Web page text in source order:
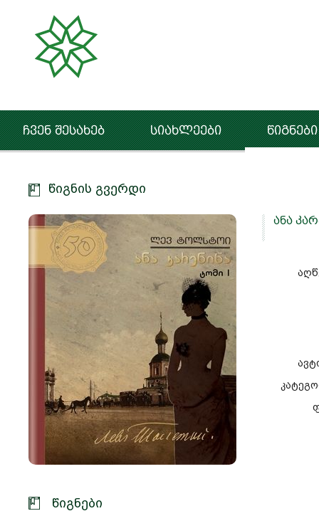
ჩვენ შესახებ სიახლეები წიგნები
წიგნის გვერდი
ანა
წიგნები